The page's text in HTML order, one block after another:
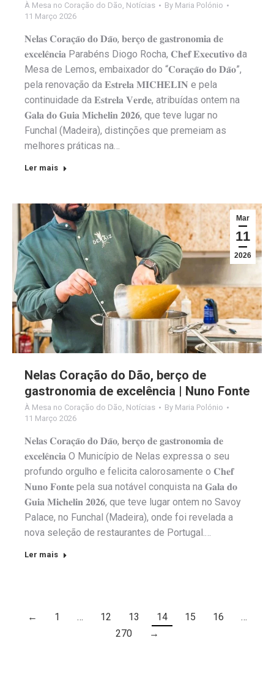
À Mesa no Coração do Dão, Notícias By Maria Polónio
11 Março 2026
𝐍𝐞𝐥𝐚𝐬 𝐂𝐨𝐫𝐚𝐜̧𝐚̃𝐨 𝐝𝐨 𝐃𝐚̃𝐨, 𝐛𝐞𝐫𝐜̧𝐨 𝐝𝐞 𝐠𝐚𝐬𝐭𝐫𝐨𝐧𝐨𝐦𝐢𝐚 𝐝𝐞
𝐞𝐱𝐜𝐞𝐥𝐞̂𝐧𝐜𝐢𝐚 Parabéns Diogo Rocha, 𝐂𝐡𝐞𝐟 𝐄𝐱𝐞𝐜𝐮𝐭𝐢𝐯𝐨 𝐝a
Mesa de Lemos, embaixador do “𝐂𝐨𝐫𝐚𝐜̧𝐚̃𝐨 𝐝𝐨 𝐃𝐚̃𝐨”,
pela renovação da 𝐄𝐬𝐭𝐫𝐞𝐥𝐚 𝐌𝐈𝐂𝐇𝐄𝐋𝐈𝐍 e pela
continuidade da 𝐄𝐬𝐭𝐫𝐞𝐥𝐚 𝐕𝐞𝐫𝐝𝐞, atribuídas ontem na
𝐆𝐚𝐥𝐚 𝐝𝐨 𝐆𝐮𝐢𝐚 𝐌𝐢𝐜𝐡𝐞𝐥𝐢𝐧 𝟐𝟎𝟐𝟔, que teve lugar no
Funchal (Madeira), distinções que premeiam as
melhores práticas na…
Ler mais
Mar
11
2026
Nelas Coração do Dão, berço de
gastronomia de excelência | Nuno Fonte
À Mesa no Coração do Dão Notícias By Maria Polónio
11 Março 2026
𝐍𝐞𝐥𝐚𝐬 𝐂𝐨𝐫𝐚𝐜̧𝐚̃𝐨 𝐝𝐨 𝐃𝐚̃𝐨, 𝐛𝐞𝐫𝐜̧𝐨 𝐝𝐞 𝐠𝐚𝐬𝐭𝐫𝐨𝐧𝐨𝐦𝐢𝐚 𝐝𝐞
𝐞𝐱𝐜𝐞𝐥𝐞̂𝐧𝐜𝐢𝐚 O Município de Nelas expressa o seu
profundo orgulho e felicita calorosamente o 𝐂𝐡𝐞𝐟
𝐍𝐮𝐧𝐨 𝐅𝐨𝐧𝐭𝐞 pela sua notável conquista na 𝐆𝐚𝐥𝐚 𝐝𝐨
𝐆𝐮𝐢𝐚 𝐌𝐢𝐜𝐡𝐞𝐥𝐢𝐧 𝟐𝟎𝟐𝟔, que teve lugar ontem no Savoy
Palace, no Funchal (Madeira), onde foi revelada a
nova seleção de restaurantes de Portugal.…
Ler mais
← 1 … 12 13 14 15 16
…
270
→